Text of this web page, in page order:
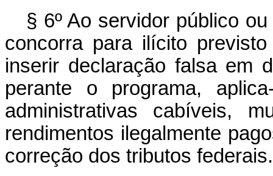
§ 6º Ao servidor público
concorra para ilícito
inserir declaração falsa em
perante o programa,
administrativas cabíveis,
rendimentos ilegalmente
correção dos tributos federais.